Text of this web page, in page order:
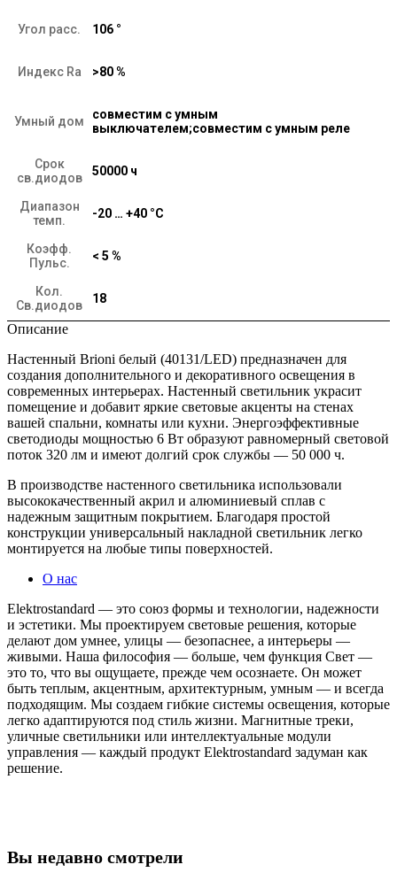
Угол расс. 106 °
Индекс Ra >80 %
Умный дом
совместим с умным
выключателем;совместим с умным реле
Срок
св.диодов
50000 ч
Диапазон
темп.
-20 … +40 °C
Коэфф.
Пульс.
< 5 %
Кол.
Св.диодов
18
Описание
Настенный Brioni белый (40131/LED) предназначен для
создания дополнительного и декоративного освещения в
современных интерьерах. Настенный светильник украсит
помещение и добавит яркие световые акценты на стенах
вашей спальни, комнаты или кухни. Энергоэффективные
светодиоды мощностью 6 Вт образуют равномерный световой
поток 320 лм и имеют долгий срок службы — 50 000 ч.
В производстве настенного светильника использовали
высококачественный акрил и алюминиевый сплав с
надежным защитным покрытием. Благодаря простой
конструкции универсальный накладной светильник легко
монтируется на любые типы поверхностей.
О нас
Elektrostandard — это союз формы и технологии, надежности
и эстетики. Мы проектируем световые решения, которые
делают дом умнее, улицы — безопаснее, а интерьеры —
живыми. Наша философия — больше, чем функция Свет —
это то, что вы ощущаете, прежде чем осознаете. Он может
быть теплым, акцентным, архитектурным, умным — и всегда
подходящим. Мы создаем гибкие системы освещения, которые
легко адаптируются под стиль жизни. Магнитные треки,
уличные светильники или интеллектуальные модули
управления — каждый продукт Elektrostandard задуман как
решение.
Вы недавно смотрели